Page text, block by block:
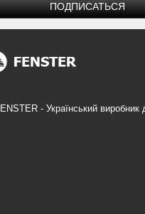
ПОДПИСАТЬСЯ
- Український виробник